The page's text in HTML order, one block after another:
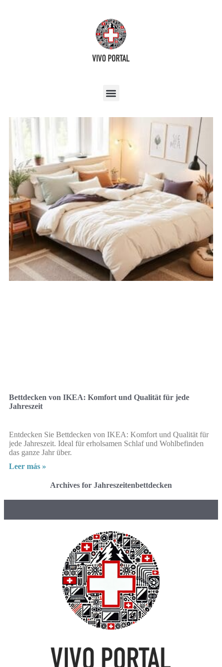
Bettdecken von IKEA: Komfort und Qualität für jede
Jahreszeit
Entdecken Sie Bettdecken von IKEA: Komfort und Qualität für
jede Jahreszeit. Ideal für erholsamen Schlaf und Wohlbefinden
das ganze Jahr über.
Leer más »
Archives for Jahreszeitenbettdecken